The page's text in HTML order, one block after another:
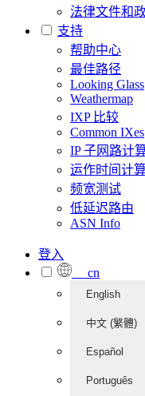
法律文件和
支持
帮助中心
最佳路径
Looking Glass
Weathermap
IXP 比较
Common IXes
IP 子网路计
运作时间计
频宽测试
低延迟路由
ASN Info
登入
cn
English
中文 (繁體)
Español
Português